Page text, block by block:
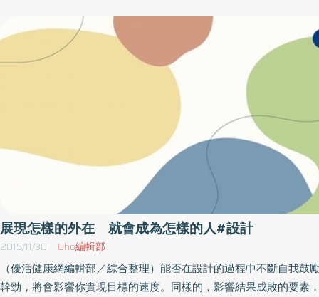
裡外兼顧的品質，可以真正帶給消費者對我們的認同價值。」在市
極簡設計的風潮下，一方面彰顯了現今各品牌之間的大同小異，保
能用價格戰做出區分，為了區別以往產品的異同，團隊日夜集思創
義的設計，想帶給台灣的消費者不同於以往的傳統品牌思維，認同
買的價值。專注品牌創新與發展 未來將嘗試更多元風格Green
組成充滿年輕與熱情，然後在團隊背後支持的台灣綠金家園公司，
提供舞台讓團隊各自發揮所長，創造價值。其中團隊也擅長拍攝多
影音，使用視覺傳達了產品意象，並透過社群的傳播讓更多人認識
舊的素材薑黃，在現今保健產品形象都以親子、家庭等形象傳播時
過故事性的形象直接挑戰了傳統市場的觀念及既定印象，不但大膽
未來Green Gold將繼續透過電商與社群思維，顛覆保健品的市場
更多令人驚艷的作品，讓台灣的品牌和創意能讓國際看見。影
https://www.facebook.com/twgreengold/videos/
獎網址：https://competition.adesignaward.com/
ID=97933 粉絲團 : https://www.facebook.com/twgreengold/
人生中，能夠運用的自由少之又少。中產階級創造了程度更大的獨
且架構自身的生活。他們比較有可能以他們覺得有意義的方式，而
大眾媒體的指示，架構自己的家庭和嗜好。工作上，他們可能做的
要解決比較複雜的問題，以及定義任務，再交由別人執行。創業
實 而不是被現實定義但是權力最大的人，除了設計自身的生活，
人的生活。他們編寫電視節目，並且設計大眾消費的產品。創業
實，而不是被現實定義。他和自己的生活對話，問「為什麼」和「
行」，而不是問「如何做」或「做什麼」。能設計生活的人 生活
質較高我們能設計自己的生活到什麼程度，和生活品質、自由及財
接的相關性。能夠設計生活的人，生活中各方面的品質都比較高，
透過設計自己的生活，讓別人也有能力創造更多的財富，和他們
事。賈伯斯和蘋果公司設計iPhone改變我的生活，使我擁有的力
和財富，遠超過洛克斐勒。這會帶來上升螺旋，財富增加之後，我
己生活的能力也跟著加強。（本文摘自／就業的終結 你的未來不
公司／天下雜誌出版）
展現怎樣的外在 就會成為怎樣的人#設計
2015/11/30 Uho編輯部
（優活健康網編輯部／綜合整理）能否在設計的過程中不斷自我鼓
幹勁，將會影響你實現目標的速度。同樣的，影響結果成敗的要素